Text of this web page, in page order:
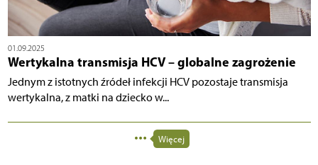
01.09.2025
Wertykalna transmisja HCV – globalne zagrożenie
Jednym z istotnych źródeł infekcji HCV pozostaje transmisja
wertykalna, z matki na dziecko w...
Więcej